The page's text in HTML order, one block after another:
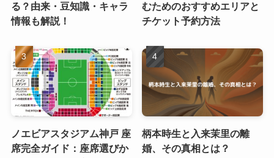
る？由来・豆知識・キャラ
情報も解説！
むためのおすすめエリアと
チケット予約方法
ノエビアスタジアム神戸 座
席完全ガイド：座席選びか
柄本時生と入来茉里の離
婚、その真相とは？